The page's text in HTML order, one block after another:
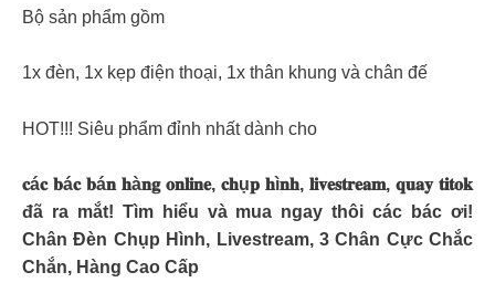
Bộ sản phẩm gồm
1x đèn, 1x kẹp điện thoại, 1x thân khung và chân đế
HOT!!! Siêu phẩm đỉnh nhất dành cho
𝐜á𝐜 𝐛á𝐜 𝐛á𝐧 𝐡à𝐧𝐠 𝐨𝐧𝐥𝐢𝐧𝐞, 𝐜𝐡ụ𝐩 𝐡ì𝐧𝐡, 𝐥𝐢𝐯𝐞𝐬𝐭𝐫𝐞𝐚𝐦, 𝐪𝐮𝐚𝐲 𝐭𝐢𝐭𝐨𝐤
đã ra mắt! Tìm hiểu và mua ngay thôi các bác ơi!
Chân Đèn Chụp Hình, Livestream, 3 Chân Cực Chắc
Chắn, Hàng Cao Cấp